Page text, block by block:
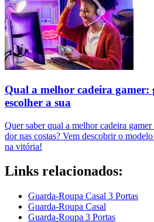
Qual a melhor cadeira gamer:
escolher a sua
Quer saber qual a melhor cadeira
dor nas costas? Vem descobrir o
na vitória!
Links relacionados:
Guarda-Roupa Casal 3 Portas
Guarda-Roupa Casal
Guarda-Roupa 3 Portas